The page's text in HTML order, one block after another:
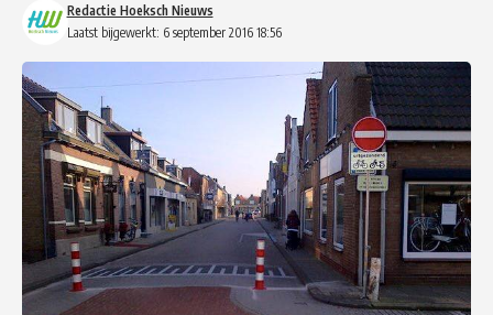
Laatst bijgewerkt: 6 september 2016 18:56
Redactie Hoeksch Nieuws